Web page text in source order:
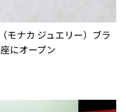
モナカ ジュエリー）ブラ
にオープン